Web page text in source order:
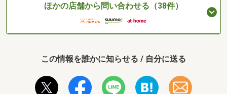
ほかの店舗から問い合わせる（38件）
この情報を誰かに知らせる / 自分に送る